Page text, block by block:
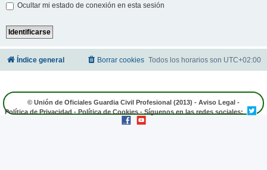
Ocultar mi estado de conexión en esta sesión
Índice general Todos los horarios son UTC+02:00
Borrar cookies
© Unión de Oficiales Guardia Civil Profesional (2013) - Aviso Legal -
Política de Privacidad - Política de Cookies - Síguenos en las redes sociales: